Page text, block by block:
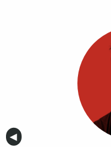
Anterior
◀︎